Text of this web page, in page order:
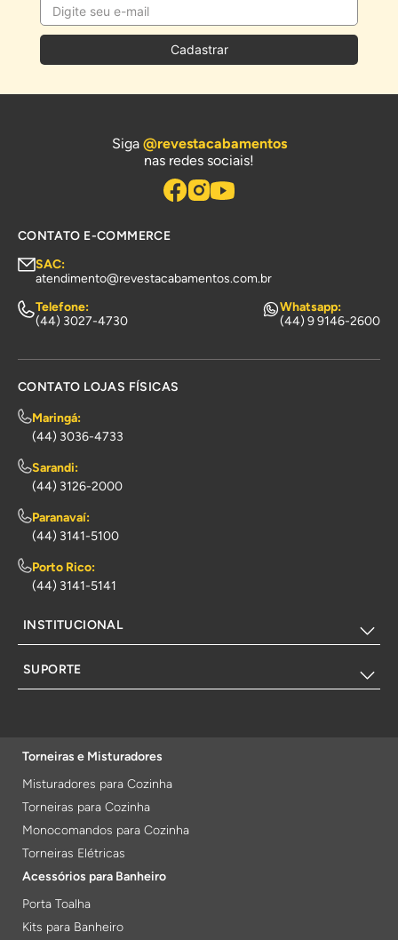
Cadastrar
Siga @revestacabamentos
nas redes sociais!
CONTATO E-COMMERCE
SAC:
atendimento@revestacabamentos.com.br
Telefone:
(44) 3027-4730
Whatsapp:
(44) 9 9146-2600
CONTATO LOJAS FÍSICAS
Maringá:
(44) 3036-4733
Sarandi:
(44) 3126-2000
Paranavaí:
(44) 3141-5100
Porto Rico:
(44) 3141-5141
INSTITUCIONAL
SUPORTE
Torneiras e Misturadores
Misturadores para Cozinha
Torneiras para Cozinha
Monocomandos para Cozinha
Torneiras Elétricas
Acessórios para Banheiro
Porta Toalha
Kits para Banheiro